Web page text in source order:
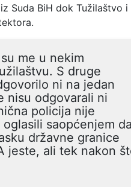
Suda BiH dok Tužilaštvo i
me u nekim
S druge
ni na jedan
nisu odgovarali ni
policija nije
saopćenjem da
državne granice
jeste, ali tek nakon